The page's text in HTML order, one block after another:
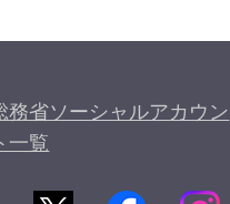
務省ソーシャルアカウン
一覧